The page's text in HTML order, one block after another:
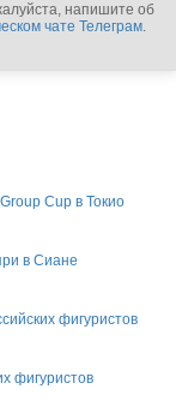
напишите об
чате Телеграм.
Cup в Токио
в Сиане
фигуристов
фигуристов